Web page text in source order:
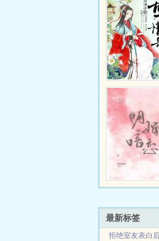
最新标签
拒绝室友表白